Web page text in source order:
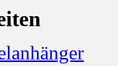
Breiten &